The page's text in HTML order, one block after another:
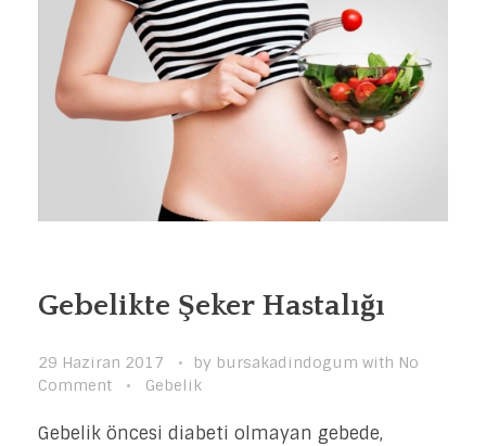
Gebelikte Şeker Hastalığı
29 Haziran 2017 by bursakadindogum with No
Comment
Gebelik
Gebelik öncesi diabeti olmayan gebede,